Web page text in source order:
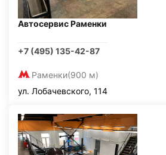
Автосервис Раменки
+7 (495) 135-42-87
Раменки(900 м)
ул. Лобачевского, 114